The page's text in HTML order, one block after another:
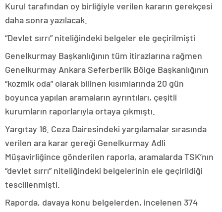
Kurul tarafından oy birliğiyle verilen kararın gerekçesi
daha sonra yazılacak.
“Devlet sırrı” niteliğindeki belgeler ele geçirilmişti
Genelkurmay Başkanlığının tüm itirazlarına rağmen
Genelkurmay Ankara Seferberlik Bölge Başkanlığının
“kozmik oda” olarak bilinen kısımlarında 20 gün
boyunca yapılan aramaların ayrıntıları, çeşitli
kurumların raporlarıyla ortaya çıkmıştı.
Yargıtay 16. Ceza Dairesindeki yargılamalar sırasında
verilen ara karar gereği Genelkurmay Adli
Müşavirliğince gönderilen raporla, aramalarda TSK’nın
“devlet sırrı” niteliğindeki belgelerinin ele geçirildiği
tescillenmişti.
Raporda, davaya konu belgelerden, incelenen 374